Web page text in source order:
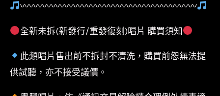
〰〰〰〰〰〰〰〰〰〰〰〰〰〰〰〰〰〰〰〰
全新未拆(新發行/重發復刻)唱片 購買須知
此類唱片售出前不拆封不清洗，購買前恕無法提
供試聽，亦不接受議價。